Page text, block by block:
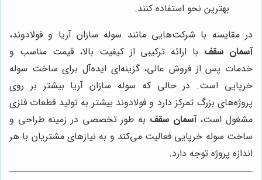
بهترین نحو استفاده کنند.
در مقایسه با شرکت‌هایی مانند سوله سازان آریا و فولادوند،
آسمان سقف با ارائه ترکیبی از کیفیت بالا، قیمت مناسب و
خدمات پس از فروش عالی، گزینه‌ای ایده‌آل برای ساخت سوله
خرپایی است. در حالی که سوله سازان آریا بیشتر بر روی
پروژه‌های بزرگ تمرکز دارد و فولادوند بیشتر به تولید قطعات فلزی
مشغول است،آسمان سقف به طور تخصصی در زمینه طراحی و
ساخت سوله خرپایی فعالیت می‌کند و به نیازهای مشتریان با هر
اندازه پروژه توجه دارد.